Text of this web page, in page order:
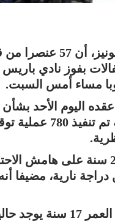
أعلن وزير الداخلية
بفوز نادي
مساء أمس السبت.
اليوم الأحد
المباراة التي أقيمت
وأشار إلى وفاة شاب يبلغ من العمر 24
نارية، مضيفا
كما أفاد الوزير أن شخصا ثانيا